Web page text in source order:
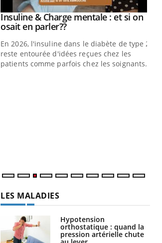
votre cerveau !
Youtube
Insuline & Charge mentale : et si on
osait en parler??Youtube
En 2026, l'insuline dans le diabète de type 2
reste entourée d'idées reçues chez les
patients comme parfois chez les soignants.
LES MALADIES
Hypotension
orthostatique : quand la
pression artérielle chute